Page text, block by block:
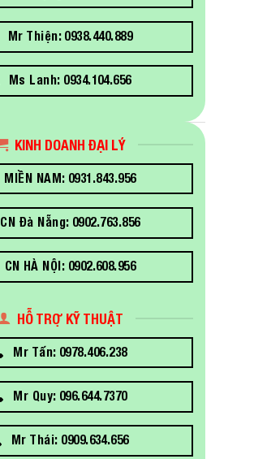
Mr Thiện: 0938.440.889
Ms Lanh: 0934.104.656
KINH DOANH ĐẠI LÝ
MIỀN NAM: 0931.843.956
CN Đà Nẵng: 0902.763.856
CN HÀ NỘI: 0902.608.956
HỖ TRỢ KỸ THUẬT
Mr Tấn: 0978.406.238
Mr Quy: 096.644.7370
Mr Thái: 0909.634.656